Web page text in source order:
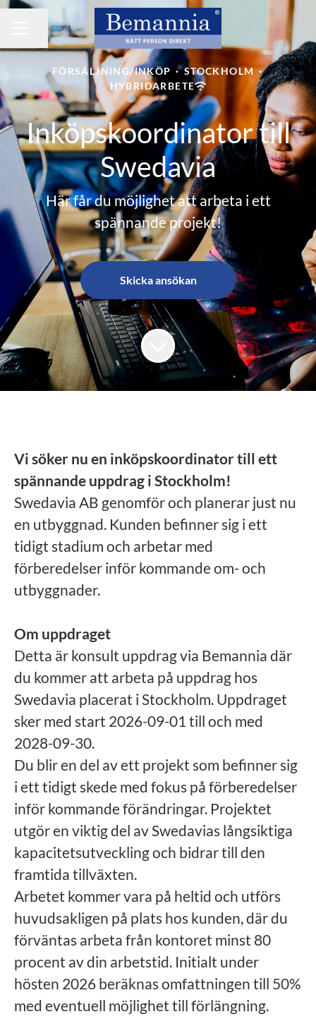
KARRIÄRMENY
Dela sidan
FÖRSÄLJNING/INKÖP · STOCKHOLM ·
HYBRIDARBETE
Inköpskoordinator till
Swedavia
Här får du möjlighet att arbeta i ett
spännande projekt!
Skicka ansökan
Vi söker nu en inköpskoordinator till ett
spännande uppdrag i Stockholm!
Swedavia AB genomför och planerar just nu
en utbyggnad. Kunden befinner sig i ett
tidigt stadium och arbetar med
förberedelser inför kommande om- och
utbyggnader.
Om uppdraget
Detta är konsult uppdrag via Bemannia där
du kommer att arbeta på uppdrag hos
Swedavia placerat i Stockholm. Uppdraget
sker med start 2026-09-01 till och med
2028-09-30.
Du blir en del av ett projekt som befinner sig
i ett tidigt skede med fokus på förberedelser
inför kommande förändringar. Projektet
utgör en viktig del av Swedavias långsiktiga
kapacitetsutveckling och bidrar till den
framtida tillväxten.
Arbetet kommer vara på heltid och utförs
huvudsakligen på plats hos kunden, där du
förväntas arbeta från kontoret minst 80
procent av din arbetstid. Initialt under
hösten 2026 beräknas omfattningen till 50%
med eventuell möjlighet till förlängning.